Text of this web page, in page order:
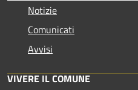
Notizie
Comunicati
Avvisi
VIVERE IL COMUNE